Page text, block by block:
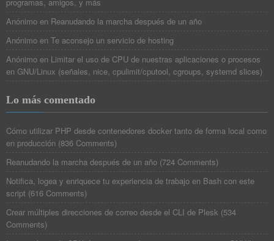
Anónimo en Reanudando la marcha después de un año
Anónimo en Te aconsejo un servicio de hosting
Anónimo en Limitar el uso de CPU de nuestras aplicaciones o procesos
en GNU/Linux (señales, nice, cpulimit/cputool, cgroups, systemd slices)
Lo más comentado
Cómo utilizar PHP desde contenedores docker tanto de forma local como
en producción (836 Comments)
Reanudando la marcha después de un año (724 Comments)
Notifica, logea y enriquece tu experiencia de trabajo en Bash con este
script (616 Comments)
Crear múltiples direcciones de correo desde el CLI de Plesk (534
Comments)